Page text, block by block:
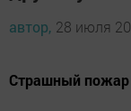
автор, 28 июля
Страшный пожар